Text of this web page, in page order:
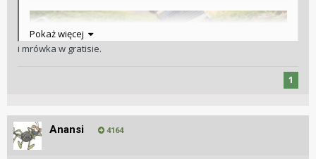
Pokaż więcej
i mrówka w gratisie.
1
Anansi 4164